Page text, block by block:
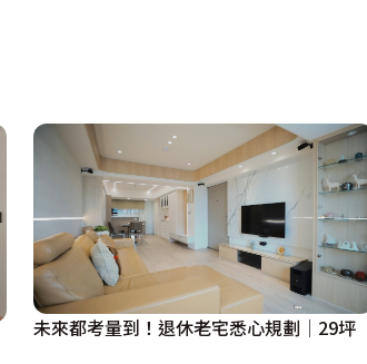
未來都考量到！退休老宅悉心規劃│29坪